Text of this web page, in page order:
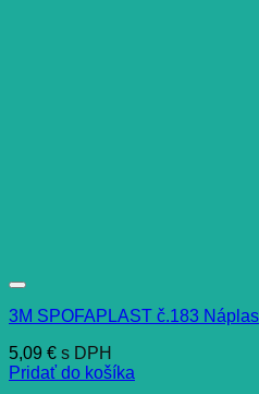
3M SPOFAPLAST č.183
5,09 € s DPH
Pridať do košíka